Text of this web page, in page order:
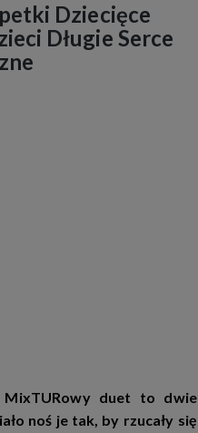
Dziecięce
Długie Serce
MixTURowy duet to dwie
noś je tak, by rzucały się